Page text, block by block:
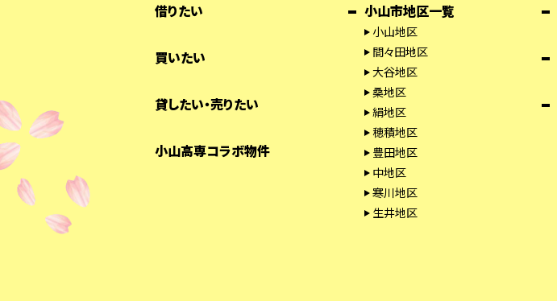
借りたい
買いたい
貸したい・売りたい
小山高専コラボ物件
小山市地区一覧
小山地区
間々田地区
大谷地区
桑地区
絹地区
穂積地区
豊田地区
中地区
寒川地区
生井地区